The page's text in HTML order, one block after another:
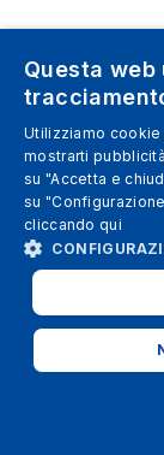
Questa
Utilizziamo
mostrarti
su "Accetta e
su
cliccando qui